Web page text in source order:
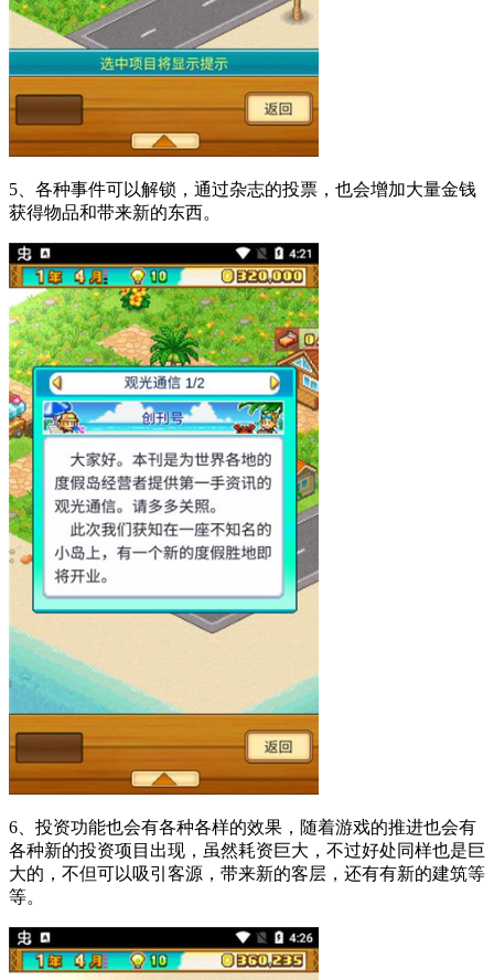
5、各种事件可以解锁，通过杂志的投票，也会增加大量金钱
获得物品和带来新的东西。
6、投资功能也会有各种各样的效果，随着游戏的推进也会有
各种新的投资项目出现，虽然耗资巨大，不过好处同样也是巨
大的，不但可以吸引客源，带来新的客层，还有有新的建筑等
等。